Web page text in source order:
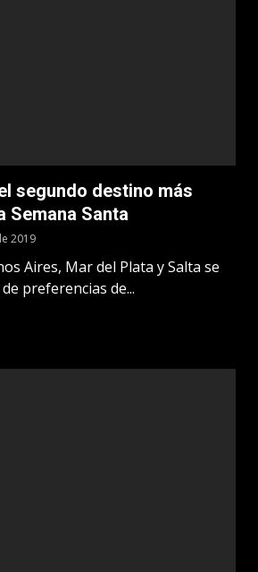
segundo destino más
Semana Santa
2019
Aires, Mar del Plata y Salta se
preferencias de...